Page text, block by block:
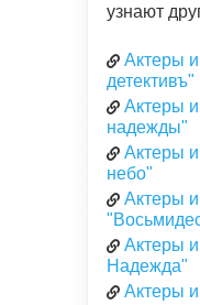
узнают
Актеры
детективъ"
Актеры
надежды"
Актеры
небо"
Актеры
Актеры
Надежда"
Актеры